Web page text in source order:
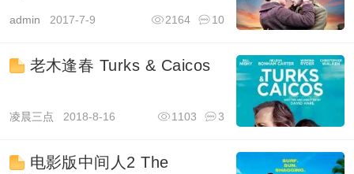
admin 2017-7-9 10
2164
老木逢春 Turks & Caicos
凌晨三点 2018-8-16 3
1103
电影版中间人2 The